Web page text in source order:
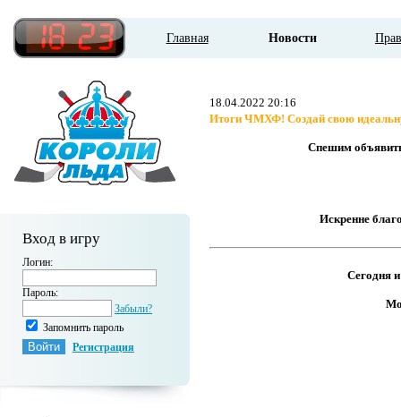
Главная Новости
Вход в игру
Логин:
Пароль:
Забыли?
Запомнить пароль
Регистрация
18.04.2022 20:16
Итоги ЧМХФ! Создай свою
Спешим
Искренне
Сегодня